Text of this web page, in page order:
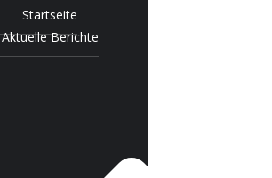
Startseite
Aktuelle Berichte